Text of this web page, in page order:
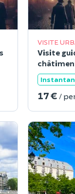
VISITE
Visite
17 € /